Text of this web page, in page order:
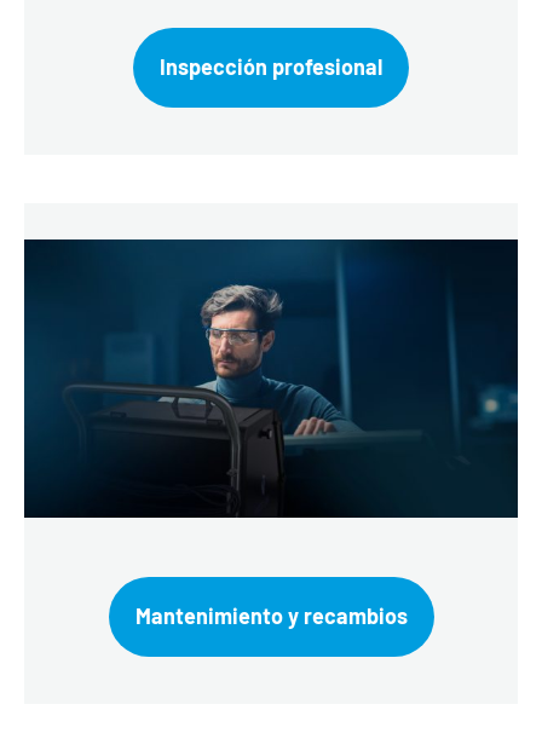
Inspección profesional
Mantenimiento y recambios